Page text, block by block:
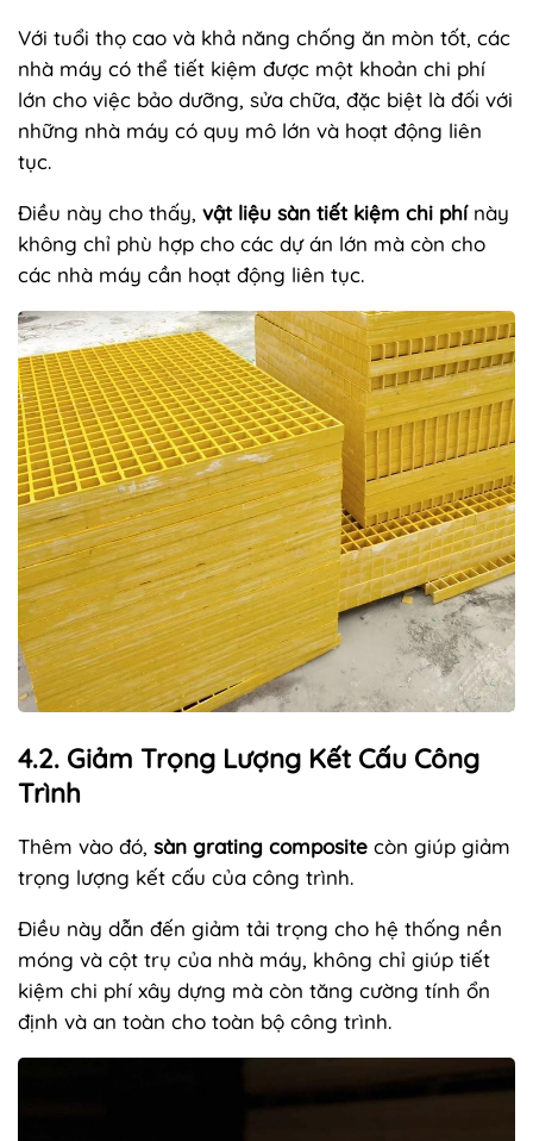
Với tuổi thọ cao và khả năng chống ăn mòn tốt, các
nhà máy có thể tiết kiệm được một khoản chi phí
lớn cho việc bảo dưỡng, sửa chữa, đặc biệt là đối với
những nhà máy có quy mô lớn và hoạt động liên
tục.
Điều này cho thấy, vật liệu sàn tiết kiệm chi phínày
không chỉ phù hợp cho các dự án lớn mà còn cho
các nhà máy cần hoạt động liên tục.
4.2. Giảm Trọng Lượng Kết Cấu Công
Trình
Thêm vào đó, sàn grating composite còn giúp giảm
trọng lượng kết cấu của công trình.
Điều này dẫn đến giảm tải trọng cho hệ thống nền
móng và cột trụ của nhà máy, không chỉ giúp tiết
kiệm chi phí xây dựng mà còn tăng cường tính ổn
định và an toàn cho toàn bộ công trình.